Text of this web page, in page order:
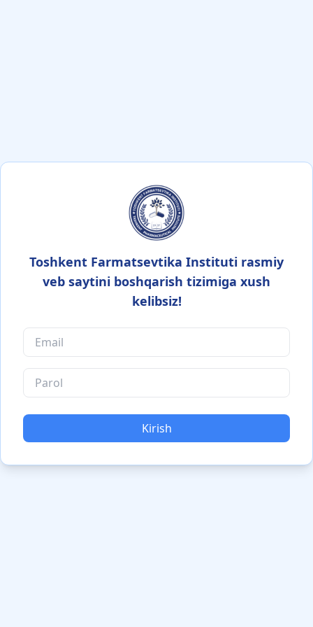
Toshkent Farmatsevtika Instituti rasmiy
veb saytini boshqarish tizimiga xush
kelibsiz!
Kirish